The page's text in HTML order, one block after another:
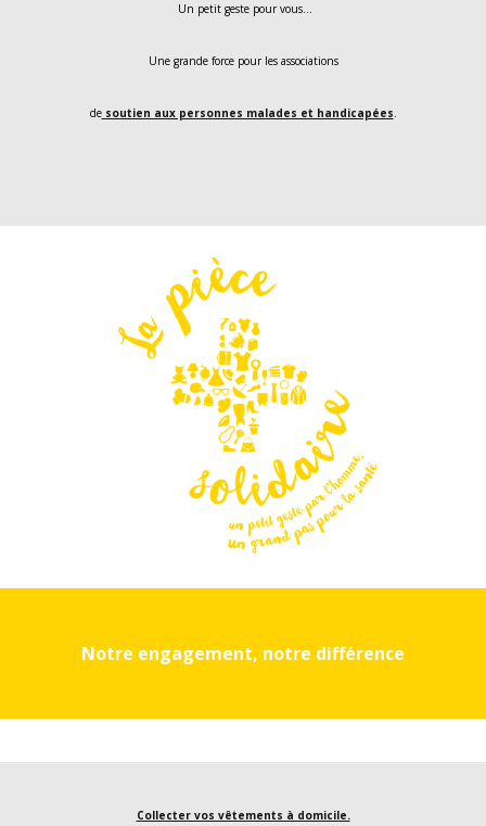
Un petit geste pour vous…
Une grande force pour les associations
desoutien aux personnes malades et handicapées.
Notre engagement, notre différence
Collecter vos vêtements à domicile.